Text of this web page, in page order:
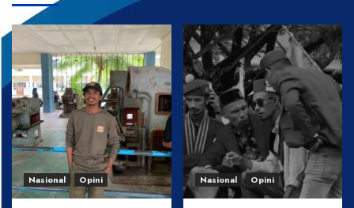
Nasional Opini Nasional Opini